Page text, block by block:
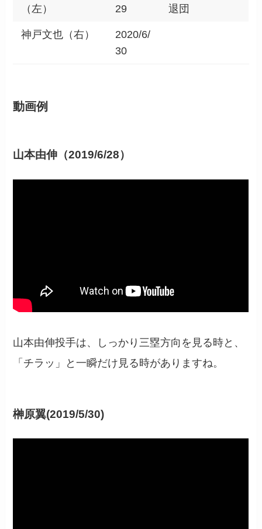
（左）
29
退団
神戸文也（右）
2020/6/
30
動画例
山本由伸（2019/6/28）
山本由伸投手は、しっかり三塁方向を見る時と、
「チラッ」と一瞬だけ見る時がありますね。
榊原翼(2019/5/30)